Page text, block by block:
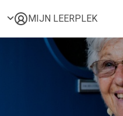
MIJN LEERPLEK
Voor mij
Alle onderwerpen